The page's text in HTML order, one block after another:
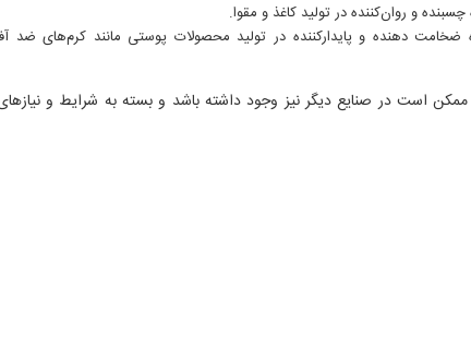
و روان‌کننده در تولید کاغذ و مقوا.
دهنده و پایدارکننده در تولید محصولات پوستی مانند کرم‌های ضد
است که کاربردهای استارچ با کد 111685 مرک ممکن است در صنایع دیگر نیز وجود داشته باشد و بسته به شرایط و